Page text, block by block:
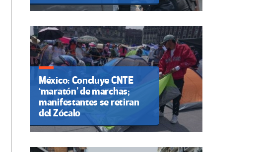
México: Concluye CNTE
‘maratón’ de marchas;
manifestantes se retiran
del Zócalo